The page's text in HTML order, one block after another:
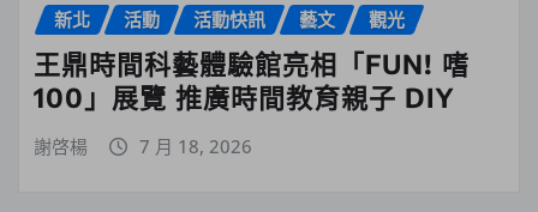
新北 活動 活動快訊 藝文 觀光
王鼎時間科藝體驗館亮相「FUN! 嗜
100」展覽 推廣時間教育親子 DIY
謝啓楊 7 月 18, 2026